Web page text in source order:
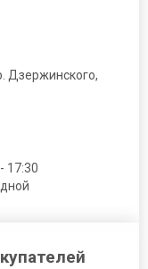
Дзержинского,
17:30